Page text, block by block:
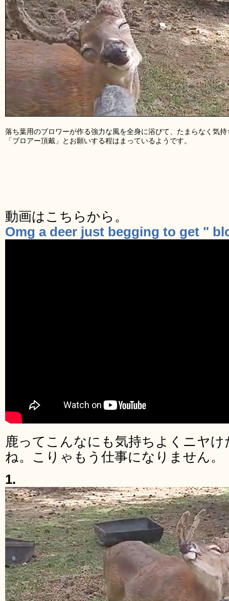
落ち葉用のブロワーが作る強力な風を全身に浴びて、たまらなく気
「ブロアー頂戴」とお願いする程はまっているようです。
動画はこちらから。
Omg a deer just begging to get "
鹿ってこんなにも気持ちよくニヤ
ね。こりゃもう仕事になりません。
1.